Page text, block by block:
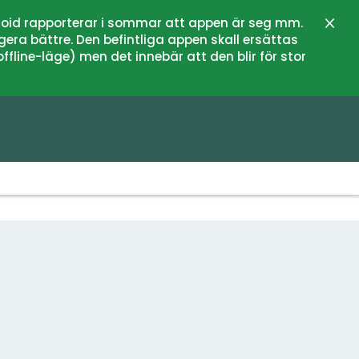
rapporterar i sommar att appen är seg mm.
bättre. Den befintliga appen skall ersättas
läge) men det innebär att den blir för stor